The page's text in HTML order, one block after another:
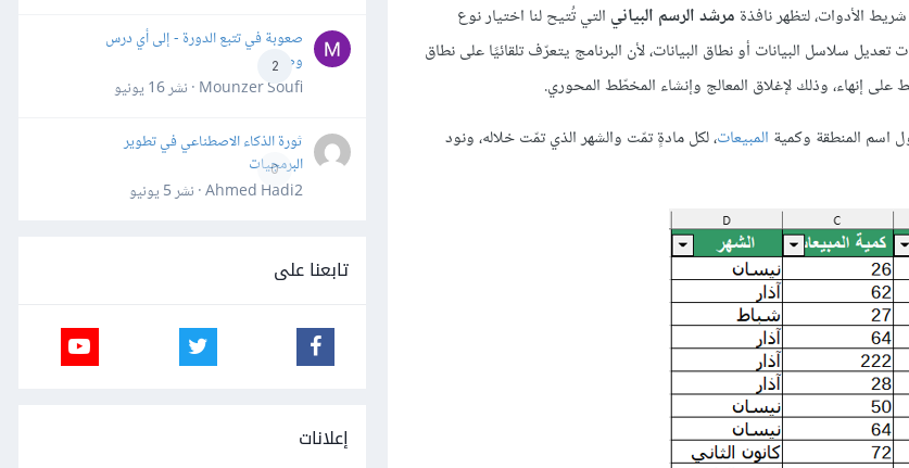
الأدوات، لتظهر نافذة مرشد الرسم البياني التي تُتيح لنا اختيار نوع
سلاسل البيانات أو نطاق البيانات، لأن البرنامج يتعرّف تلقائيًا على نطاق
إنهاء، وذلك لإغلاق المعالج وإنشاء المخطّط المحوري.
اسم المنطقة وكمية المبيعات، لكل مادةٍ تمّت والشهر الذي تمّت خلاله، ونود
2
صعوبة في تتبع الدورة - إلى أي درس
وصلت؟
Mounzer Soufi · نشر
16 يونيو
0
ثورة الذكاء الاصطناعي في تطوير
البرمجيات
Ahmed Hadi2 · نشر
5 يونيو
تابعنا على
إعلانات